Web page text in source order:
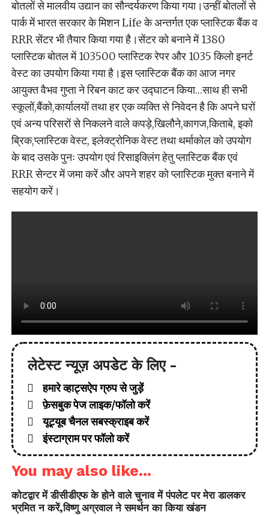
बोतलों से मालवीय उद्यान का सौन्दर्यकरण किया गया।उन्हीं बोतलों से
पार्क में भारत सरकार के मिशन Life के अन्तर्गत एक प्लास्टिक बैंक व
RRR सेंटर भी तैयार किया गया है।सेंटर को बनाने में 1380
प्लास्टिक बोतल में 103500 प्लास्टिक रेपर और 1035 किलो इनर्ट
वेस्ट का उपयोग किया गया है।इस प्लास्टिक बैंक का आज नगर
आयुक्त वैभव गुप्ता ने रिबन काट कर उद्घाटन किया…साथ ही सभी
स्कूलों,बैंको,कार्यालयों तथा हर एक व्यक्ति से निवेदन है कि अपने घरों
एवं अन्य परिसरों से निकलने वाले कपड़े,खिलौने,कागज,किताबे, इको
ब्रिक,प्लास्टिक वेस्ट, इलेक्ट्रोनिक वेस्ट तथा थर्माकोल को उपयोग
के बाद उसके पुनः उपयोग एवं रिसाइक्लिंग हेतु प्लास्टिक बैंक एवं
RRR सेन्टर में जमा करें और अपने शहर को प्लास्टिक मुक्त बनाने में
सहयोग करें।
लेटेस्ट न्यूज़ अपडेट के लिए -
हमारे व्हाट्सऐप ग्रुप से जुड़ें
फ़ेसबुक पेज लाइक/फॉलो करें
यूट्यूब चैनल सबस्क्राइब करें
इंस्टाग्राम पर फॉलो करें
You may also like...
कोटद्वार में डीसीडीएफ के होने वाले चुनाव में पंपलेट पर मेरा डालकर
भ्रमित न करें,विष्णु अग्रवाल ने समर्थन का किया खंडन